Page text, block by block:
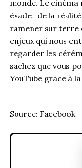
monde. Le
évader de la
ramener sur terre
enjeux qui nous
regarder les
sachez que vous
YouTube grâce à
Source: Facebook